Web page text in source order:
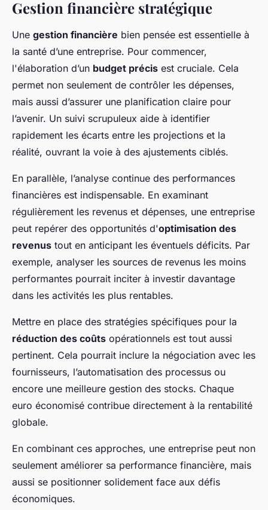
Gestion financière stratégique
Une gestion financière bien pensée est essentielle à
la santé d’une entreprise. Pour commencer,
l'élaboration d’un budget précis est cruciale. Cela
permet non seulement de contrôler les dépenses,
mais aussi d’assurer une planification claire pour
l’avenir. Un suivi scrupuleux aide à identifier
rapidement les écarts entre les projections et la
réalité, ouvrant la voie à des ajustements ciblés.
En parallèle, l’analyse continue des performances
financières est indispensable. En examinant
régulièrement les revenus et dépenses, une entreprise
peut repérer des opportunités d'optimisation des
revenus tout en anticipant les éventuels déficits. Par
exemple, analyser les sources de revenus les moins
performantes pourrait inciter à investir davantage
dans les activités les plus rentables.
Mettre en place des stratégies spécifiques pour la
réduction des coûts opérationnels est tout aussi
pertinent. Cela pourrait inclure la négociation avec les
fournisseurs, l’automatisation des processus ou
encore une meilleure gestion des stocks. Chaque
euro économisé contribue directement à la rentabilité
globale.
En combinant ces approches, une entreprise peut non
seulement améliorer sa performance financière, mais
aussi se positionner solidement face aux défis
économiques.